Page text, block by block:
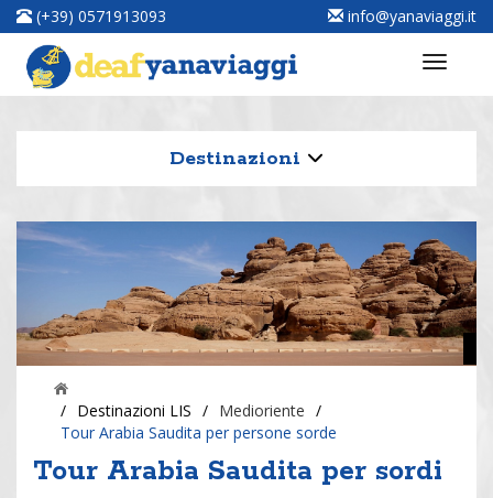
(+39) 0571913093 info@yanaviaggi.it
Destinazioni
/ Destinazioni LIS / Medioriente /
Tour Arabia Saudita per persone sorde
Tour Arabia Saudita per sordi